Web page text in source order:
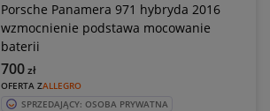
Porsche Panamera 971 hybryda 2016
wzmocnienie podstawa mocowanie
baterii
OFERTA ZALLEGRO
700zł
SPRZEDAJĄCY: OSOBA PRYWATNA